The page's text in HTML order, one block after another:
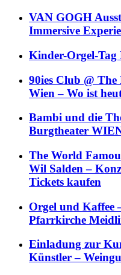
VAN GOGH
Immersive
Kinder-Orgel-Tag
90ies Club @
Wien – Wo ist
Bambi und die
Burgtheater
The World
Wil Salden –
Tickets kaufen
Orgel und Kaffee
Pfarrkirche
Einladung zur
Künstler –